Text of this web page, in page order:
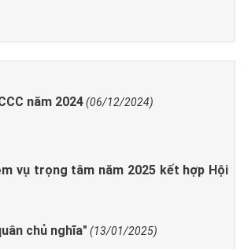
năm 2024(06/12/2024)
vụ trọng tâm năm 2025 kết hợp Hội
chủ nghĩa" (13/01/2025)